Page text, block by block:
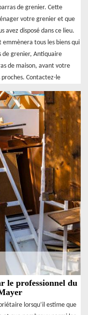
de grenier. Cette
votre grenier et que
avez disposé dans ce lieu.
emmènera tous les biens qui
de grenier, Antiquaire
de maison, avant votre
Contactez-le
le professionnel du
lorsqu’il estime que